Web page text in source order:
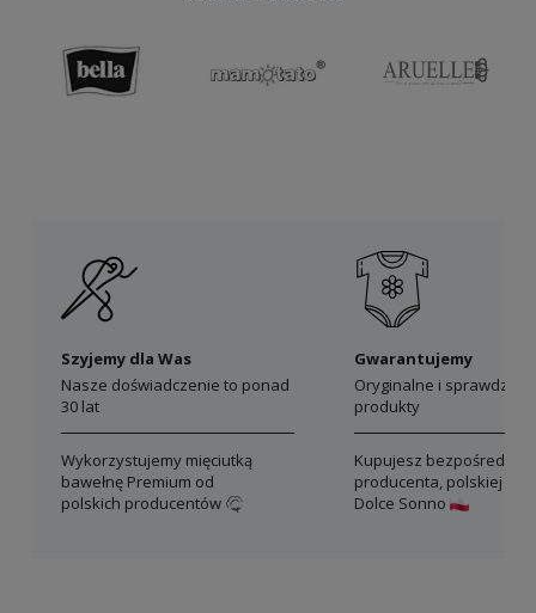
Szyjemy dla Was
Nasze doświadczenie to ponad
30 lat
Wykorzystujemy mięciutką
bawełnę Premium od
polskich producentów
Gwarantujemy
Oryginalne i sprawdzone
produkty
Kupujesz bezpośrednio
producenta, polskiej
Dolce Sonno